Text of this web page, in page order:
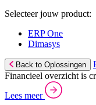
Selecteer jouw product:
ERP One
Dimasys
Back to Oplossingen
Financieel overzicht is
Lees meer